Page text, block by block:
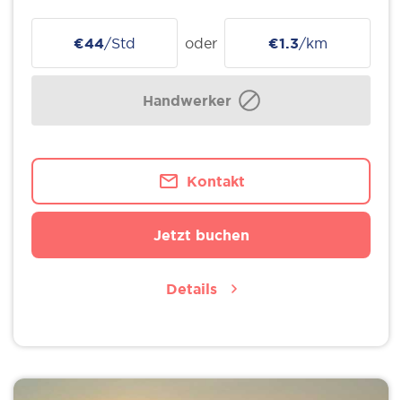
€44/Std oder €1.3/km
Handwerker
Kontakt
Jetzt buchen
Details